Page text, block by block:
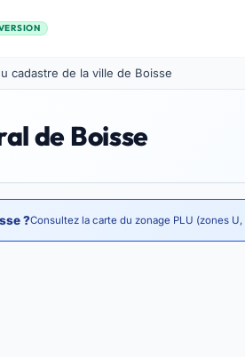
cadastre de la ville de Boisse
de Boisse
?Consultez la carte du zonage PLU (zones